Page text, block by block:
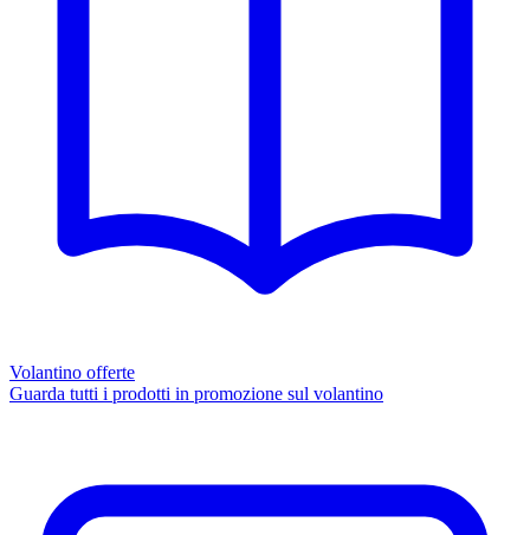
Volantino offerte
Guarda tutti i prodotti in promozione sul volantino